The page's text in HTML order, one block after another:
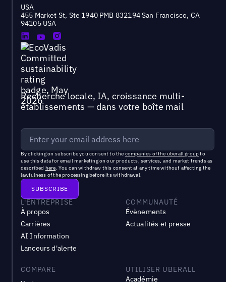
USA
455 Market St, Ste 1940 PMB 832194 San Francisco, CA
94105 USA
Recherche locale, IA, croissance multi-
établissements — dans votre boîte mail
By clicking on subscribe you consent to the companies of the uberall groupto
use this data for email marketing on our products, services, and market trends as
described here. You can withdraw this consent at any time without affecting the
lawfulness of the processing before its withdrawal.
L'ENTREPRISE
À propos
Carrières
AI Information
Lanceurs d'alerte
COMMUNAUTÉ
Évènements
Actualités et presse
COMPARE
UTILISER UBERALL
Académie